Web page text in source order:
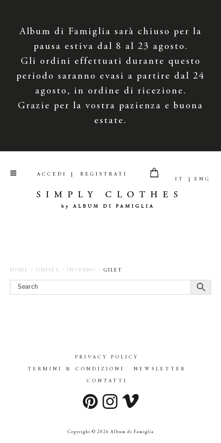
Album di Famiglia sarà chiuso per la
pausa estiva dal 8 al 23 agosto.
Gli ordini effettuati durante questo
periodo saranno evasi a partire dal 24
agosto, in ordine di ricezione.
Grazie per la vostra pazienza e buona
estate.
IT ENG
ACCEDI REGISTRATI
HOME / UNISEX / INVERNO / GILET
PRIVACY POLICY
TERMINI & CONDIZIONI NEWSLETTER
CONTATTI
Copyright © 2026 Album di Famiglia